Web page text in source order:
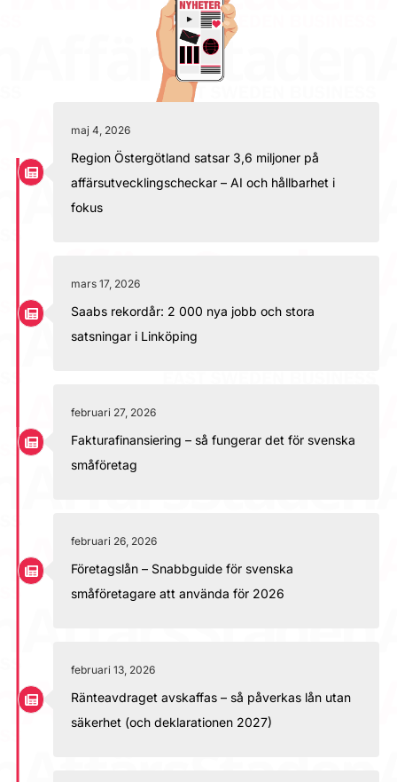
maj 4, 2026
Region Östergötland satsar 3,6 miljoner på
affärsutvecklingscheckar – AI och hållbarhet i
fokus
mars 17, 2026
Saabs rekordår: 2 000 nya jobb och stora
satsningar i Linköping
februari 27, 2026
Fakturafinansiering – så fungerar det för svenska
småföretag
februari 26, 2026
Företagslån – Snabbguide för svenska
småföretagare att använda för 2026
februari 13, 2026
Ränteavdraget avskaffas – så påverkas lån utan
säkerhet (och deklarationen 2027)